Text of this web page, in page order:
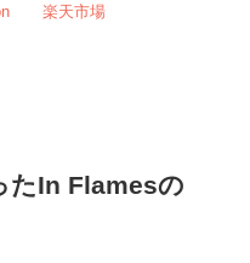
楽天市場
たIn Flamesの